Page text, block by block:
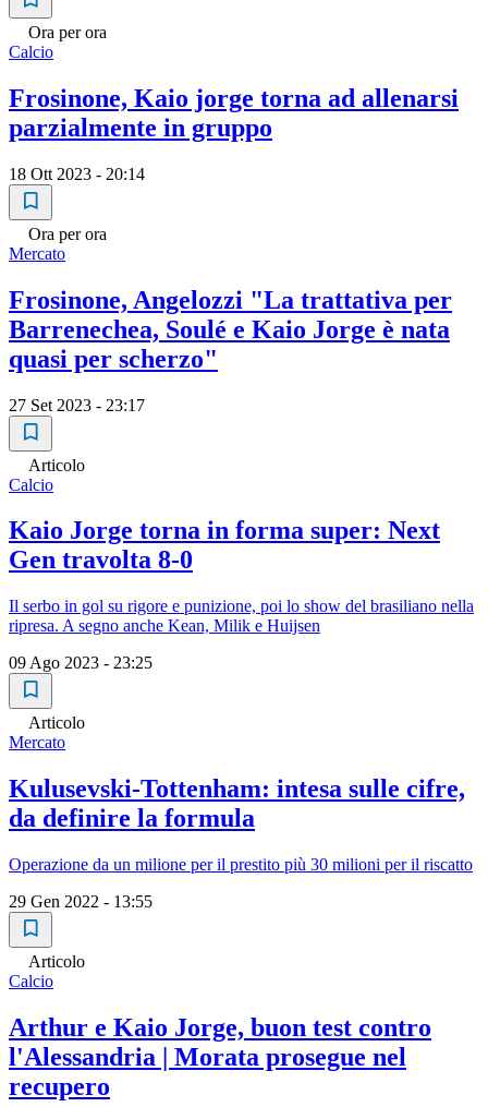
Ora per ora
Calcio
Frosinone, Kaio jorge torna ad allenarsi
parzialmente in gruppo
18 Ott 2023 - 20:14
Ora per ora
Mercato
Frosinone, Angelozzi "La trattativa per
Barrenechea, Soulé e Kaio Jorge è nata
quasi per scherzo"
27 Set 2023 - 23:17
Articolo
Calcio
Kaio Jorge torna in forma super: Next
Gen travolta 8-0
Il serbo in gol su rigore e punizione, poi lo show del brasiliano nella
ripresa. A segno anche Kean, Milik e Huijsen
09 Ago 2023 - 23:25
Articolo
Mercato
Kulusevski-Tottenham: intesa sulle cifre,
da definire la formula
Operazione da un milione per il prestito più 30 milioni per il riscatto
29 Gen 2022 - 13:55
Articolo
Calcio
Arthur e Kaio Jorge, buon test contro
l'Alessandria | Morata prosegue nel
recupero